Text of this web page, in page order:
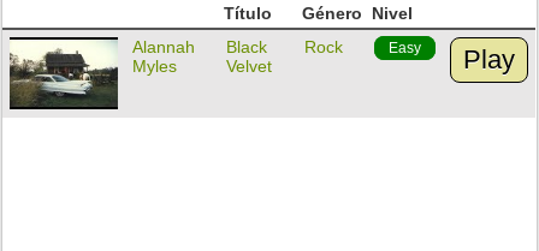
Título Género
Nivel
Alannah
Myles
Black
Velvet
Rock Easy Play